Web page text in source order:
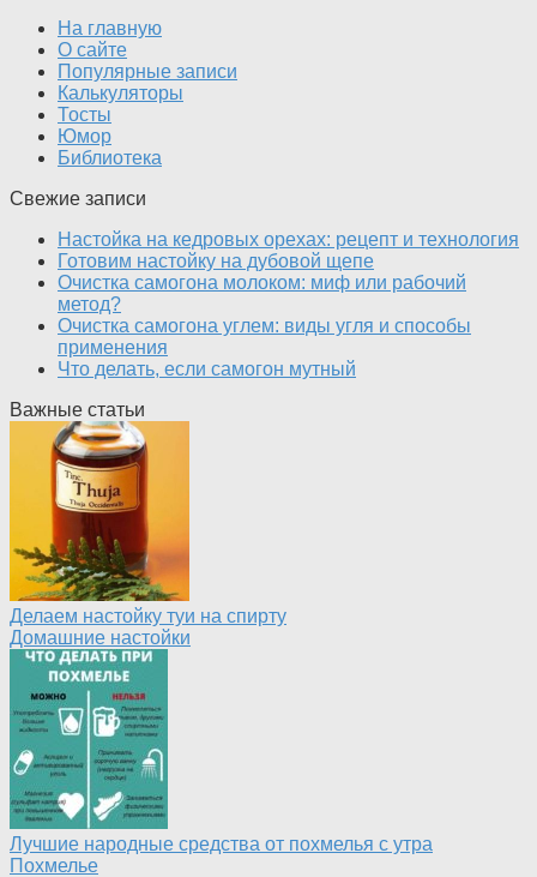
На главную
О сайте
Популярные записи
Калькуляторы
Тосты
Юмор
Библиотека
Свежие записи
Настойка на кедровых орехах: рецепт и технология
Готовим настойку на дубовой щепе
Очистка самогона молоком: миф или рабочий
метод?
Очистка самогона углем: виды угля и способы
применения
Что делать, если самогон мутный
Важные статьи
Делаем настойку туи на спирту
Домашние настойки
Лучшие народные средства от похмелья с утра
Похмелье